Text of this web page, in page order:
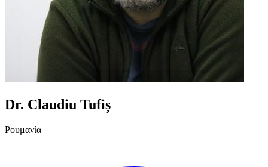
Dr. Claudiu Tufiș
Ρουμανία